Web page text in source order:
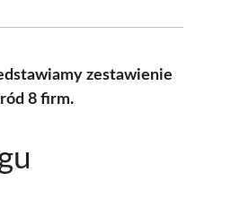
zestawienie
8 firm.